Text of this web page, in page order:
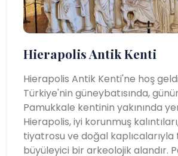
Hierapolis Antik Kenti
Hierapolis Antik Kenti'ne hoş
Türkiye'nin güneybatısında,
Pamukkale kentinin yakınında
Hierapolis, iyi korunmuş
tiyatrosu ve doğal kaplıcalarıyla
büyüleyici bir arkeolojik alandır.